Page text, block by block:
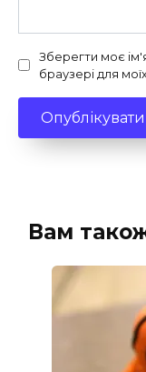
Зберегти моє
браузері для
Вам